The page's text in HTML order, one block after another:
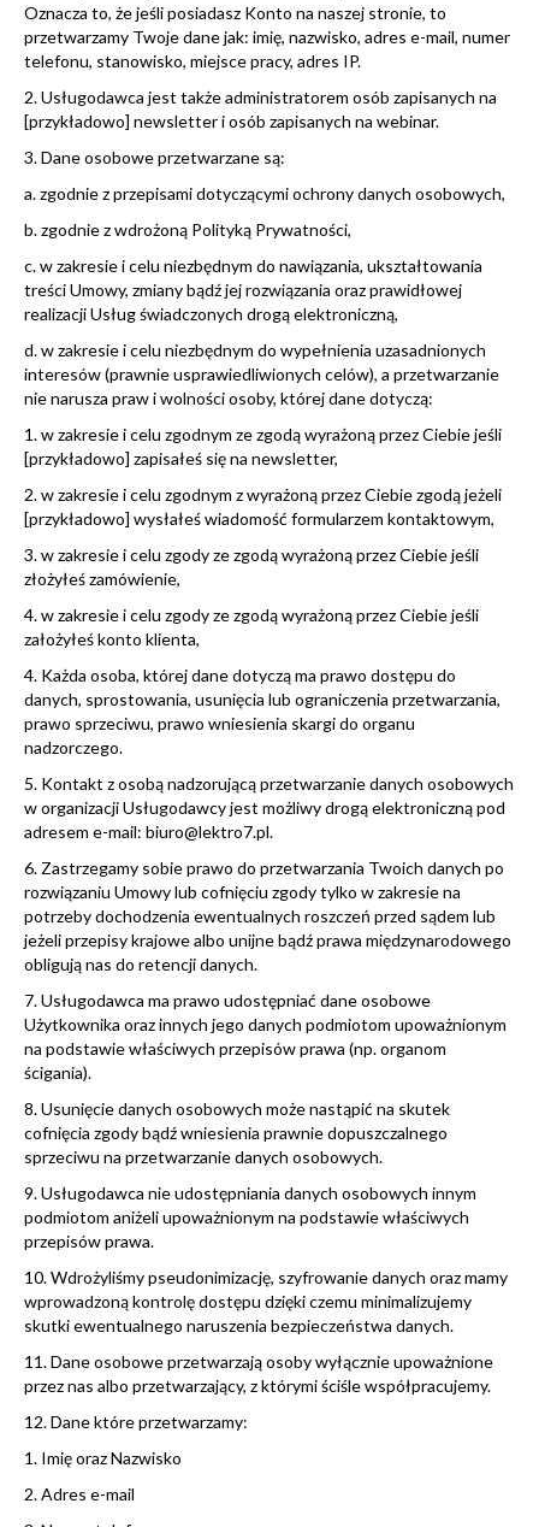
Oznacza to, że jeśli posiadasz Konto na naszej stronie, to
przetwarzamy Twoje dane jak: imię, nazwisko, adres e-mail, numer
telefonu, stanowisko, miejsce pracy, adres IP.
2. Usługodawca jest także administratorem osób zapisanych na
[przykładowo] newsletter i osób zapisanych na webinar.
3. Dane osobowe przetwarzane są:
a. zgodnie z przepisami dotyczącymi ochrony danych osobowych,
b. zgodnie z wdrożoną Polityką Prywatności,
c. w zakresie i celu niezbędnym do nawiązania, ukształtowania
treści Umowy, zmiany bądź jej rozwiązania oraz prawidłowej
realizacji Usług świadczonych drogą elektroniczną,
d. w zakresie i celu niezbędnym do wypełnienia uzasadnionych
interesów (prawnie usprawiedliwionych celów), a przetwarzanie
nie narusza praw i wolności osoby, której dane dotyczą:
1. w zakresie i celu zgodnym ze zgodą wyrażoną przez Ciebie jeśli
[przykładowo] zapisałeś się na newsletter,
2. w zakresie i celu zgodnym z wyrażoną przez Ciebie zgodą jeżeli
[przykładowo] wysłałeś wiadomość formularzem kontaktowym,
3. w zakresie i celu zgody ze zgodą wyrażoną przez Ciebie jeśli
złożyłeś zamówienie,
4. w zakresie i celu zgody ze zgodą wyrażoną przez Ciebie jeśli
założyłeś konto klienta,
4. Każda osoba, której dane dotyczą ma prawo dostępu do
danych, sprostowania, usunięcia lub ograniczenia przetwarzania,
prawo sprzeciwu, prawo wniesienia skargi do organu
nadzorczego.
5. Kontakt z osobą nadzorującą przetwarzanie danych osobowych
w organizacji Usługodawcy jest możliwy drogą elektroniczną pod
adresem e-mail: biuro@lektro7.pl.
6. Zastrzegamy sobie prawo do przetwarzania Twoich danych po
rozwiązaniu Umowy lub cofnięciu zgody tylko w zakresie na
potrzeby dochodzenia ewentualnych roszczeń przed sądem lub
jeżeli przepisy krajowe albo unijne bądź prawa międzynarodowego
obligują nas do retencji danych.
7. Usługodawca ma prawo udostępniać dane osobowe
Użytkownika oraz innych jego danych podmiotom upoważnionym
na podstawie właściwych przepisów prawa (np. organom
ścigania).
8. Usunięcie danych osobowych może nastąpić na skutek
cofnięcia zgody bądź wniesienia prawnie dopuszczalnego
sprzeciwu na przetwarzanie danych osobowych.
9. Usługodawca nie udostępniania danych osobowych innym
podmiotom aniżeli upoważnionym na podstawie właściwych
przepisów prawa.
10. Wdrożyliśmy pseudonimizację, szyfrowanie danych oraz mamy
wprowadzoną kontrolę dostępu dzięki czemu minimalizujemy
skutki ewentualnego naruszenia bezpieczeństwa danych.
11. Dane osobowe przetwarzają osoby wyłącznie upoważnione
przez nas albo przetwarzający, z którymi ściśle współpracujemy.
12. Dane które przetwarzamy:
1. Imię oraz Nazwisko
2. Adres e-mail